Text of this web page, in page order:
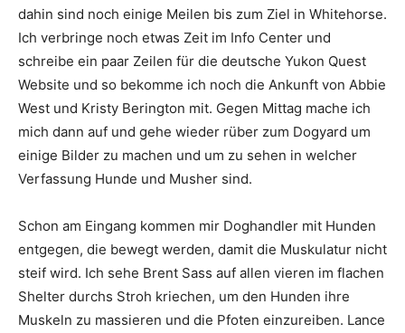
dahin sind noch einige Meilen bis zum Ziel in Whitehorse.
Ich verbringe noch etwas Zeit im Info Center und
schreibe ein paar Zeilen für die deutsche Yukon Quest
Website und so bekomme ich noch die Ankunft von Abbie
West und Kristy Berington mit. Gegen Mittag mache ich
mich dann auf und gehe wieder rüber zum Dogyard um
einige Bilder zu machen und um zu sehen in welcher
Verfassung Hunde und Musher sind.
Schon am Eingang kommen mir Doghandler mit Hunden
entgegen, die bewegt werden, damit die Muskulatur nicht
steif wird. Ich sehe Brent Sass auf allen vieren im flachen
Shelter durchs Stroh kriechen, um den Hunden ihre
Muskeln zu massieren und die Pfoten einzureiben. Lance